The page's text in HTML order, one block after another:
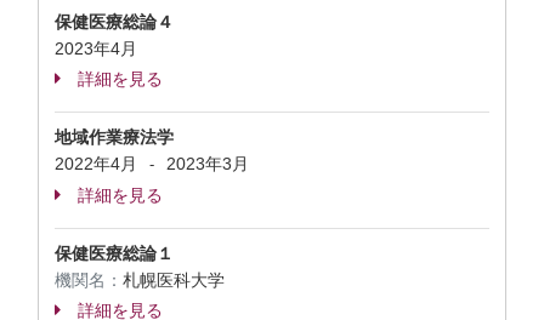
保健医療総論４
2023年4月
詳細を見る
地域作業療法学
2022年4月
-
2023年3月
詳細を見る
保健医療総論１
機関名： 札幌医科大学
詳細を見る